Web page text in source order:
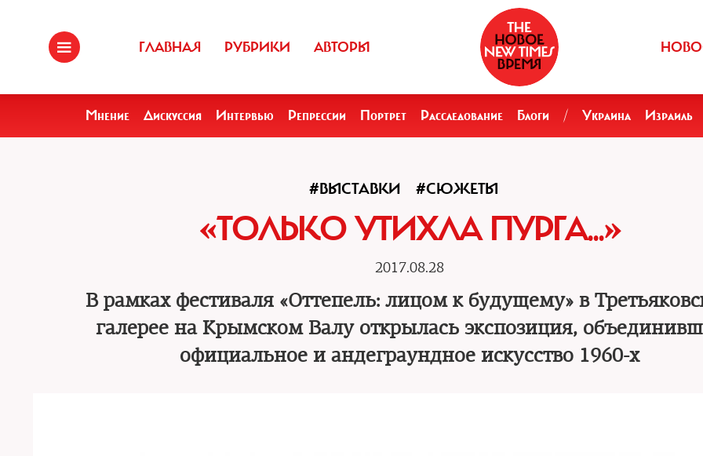
ГЛАВНАЯ РУБРИКИ АВТОРЫ
Мнение Дискуссия Интервью Репрессии Портрет Расследование Блоги / Украина Израиль
#ВЫСТАВКИ #СЮЖЕТЫ
«ТОЛЬКО УТИХЛА ПУРГА...»
2017.08.28
В рамках фестиваля «Оттепель: лицом к будущему» в
галерее на Крымском Валу открылась экспозиция,
официальное и андеграундное искусство 1960-х